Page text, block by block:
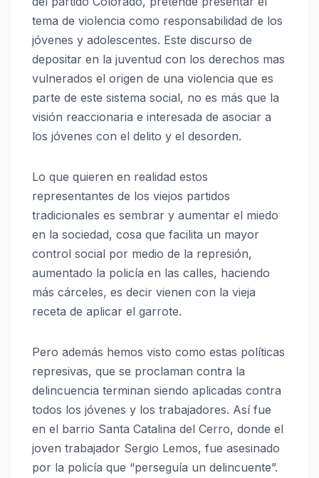
tema de violencia como responsabilidad de los
jóvenes y adolescentes. Este discurso de
depositar en la juventud con los derechos mas
vulnerados el origen de una violencia que es
parte de este sistema social, no es más que la
visión reaccionaria e interesada de asociar a
los jóvenes con el delito y el desorden.
Lo que quieren en realidad estos
representantes de los viejos partidos
tradicionales es sembrar y aumentar el miedo
en la sociedad, cosa que facilita un mayor
control social por medio de la represión,
aumentado la policía en las calles, haciendo
más cárceles, es decir vienen con la vieja
receta de aplicar el garrote.
Pero además hemos visto como estas políticas
represivas, que se proclaman contra la
delincuencia terminan siendo aplicadas contra
todos los jóvenes y los trabajadores. Así fue
en el barrio Santa Catalina del Cerro, donde el
joven trabajador Sergio Lemos, fue asesinado
por la policía que “perseguía un delincuente”.